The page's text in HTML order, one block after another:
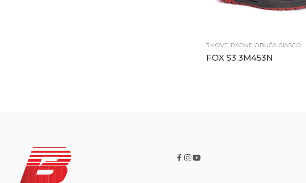
3MOVE, RADNE OBUĆA GIASCO
FOX S3 3M453N